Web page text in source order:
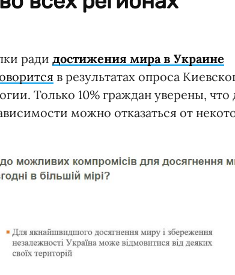
ради достижения мира в Украине
в результатах опроса
Только 10% граждан уверены, что
можно отказаться от